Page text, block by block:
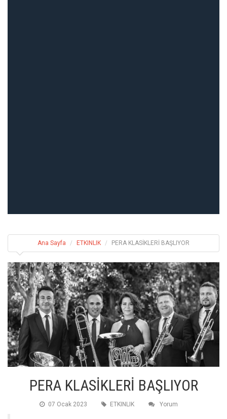
Ana Sayfa ETKINLIK PERA KLASİKLERİ BAŞLIYOR
PERA KLASİKLERİ BAŞLIYOR
07 Ocak 2023 ETKINLIK Yorum